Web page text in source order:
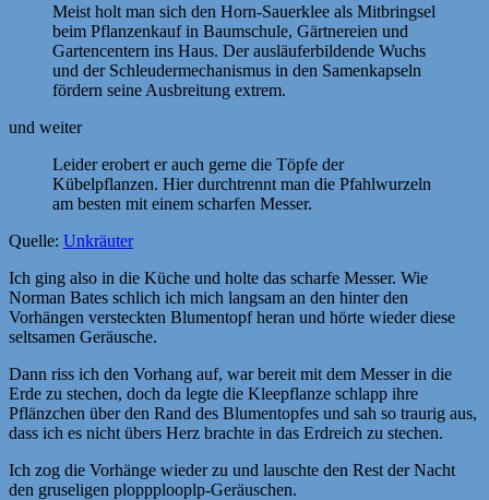
Meist holt man sich den Horn-Sauerklee als Mitbringsel
beim Pflanzenkauf in Baumschule, Gärtnereien und
Gartencentern ins Haus. Der ausläuferbildende Wuchs
und der Schleudermechanismus in den Samenkapseln
fördern seine Ausbreitung extrem.
und weiter
Leider erobert er auch gerne die Töpfe der
Kübelpflanzen. Hier durchtrennt man die Pfahlwurzeln
am besten mit einem scharfen Messer.
Quelle: Unkräuter
Ich ging also in die Küche und holte das scharfe Messer. Wie
Norman Bates schlich ich mich langsam an den hinter den
Vorhängen versteckten Blumentopf heran und hörte wieder diese
seltsamen Geräusche.
Dann riss ich den Vorhang auf, war bereit mit dem Messer in die
Erde zu stechen, doch da legte die Kleepflanze schlapp ihre
Pflänzchen über den Rand des Blumentopfes und sah so traurig aus,
dass ich es nicht übers Herz brachte in das Erdreich zu stechen.
Ich zog die Vorhänge wieder zu und lauschte den Rest der Nacht
den gruseligen ploppplooplp-Geräuschen.